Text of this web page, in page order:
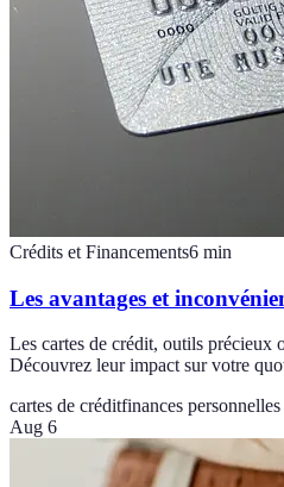
Crédits et Financements6 min
Les avantages et
Les cartes de crédit, outils précieux
Découvrez leur impact sur votre
cartes de créditfinances personnelles
Aug 6